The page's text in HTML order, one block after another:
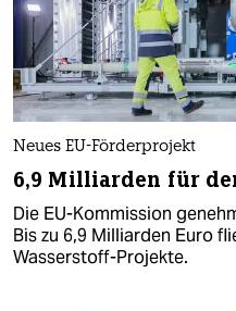
Neues EU-Förderprojekt
6,9 Milliarden für
Die EU-Kommission
Bis zu 6,9 Milliarden Euro
Wasserstoff-Projekte.